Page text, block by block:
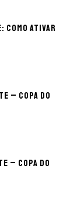
como ativar
– Copa do
– Copa do